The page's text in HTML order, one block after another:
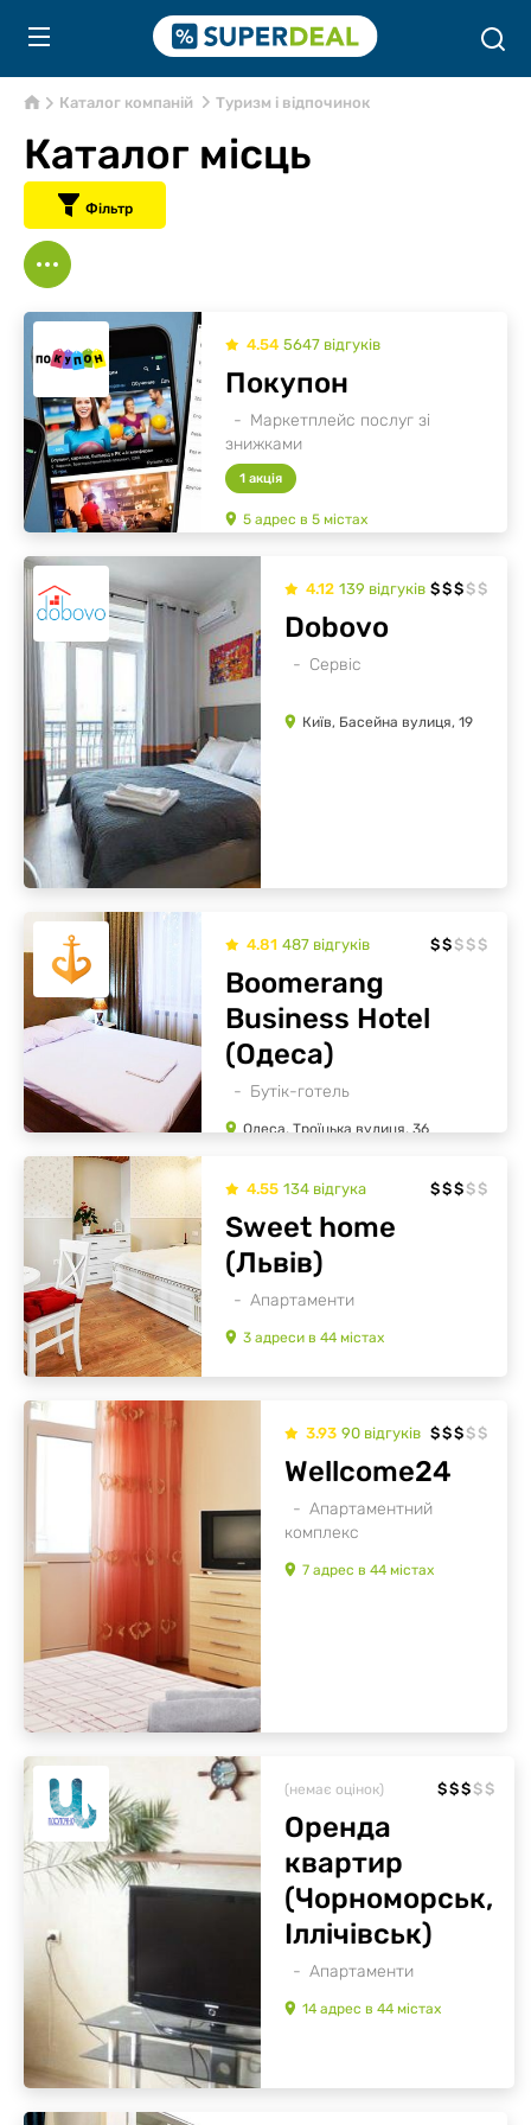
Каталог компаній Туризм і відпочинок
Каталог місць
Фільтр
4.54 5647 відгуків
Маркетплейс послуг зі
знижками
Покупон
1 акція
5 адрес в 5 містах
4.12 139 відгуків $$$ $ $
Сервіс
Dobovo
Київ, Басейна вулиця, 19
4.81 487 відгуків $$ $ $ $
Бутік-готель
Boomerang
Business Hotel
(Одеса)
Одеса, Троїцька вулиця, 36
4.55 134 відгукa $$$ $ $
Апартаменти
Sweet home
(Львів)
3 адреси в 44 містах
3.93 90 відгуків $$$ $ $
Апартаментний
комплекс
Wellcome24
7 адрес в 44 містах
(немає оцінок) $$$ $ $
Апартаменти
Оренда
квартир
(Чорноморськ,
Іллічівськ)
14 адрес в 44 містах